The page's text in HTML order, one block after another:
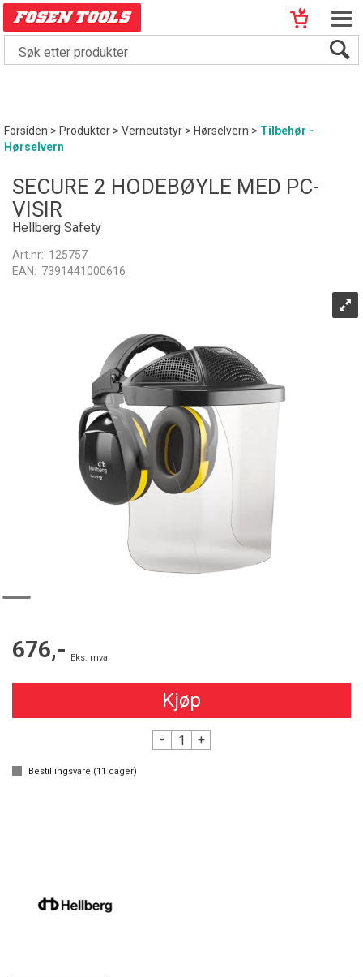
Forsiden>Produkter>Verneutstyr>Hørselvern>Tilbehør -
Hørselvern
SECURE 2 HODEBØYLE MED PC-
VISIR
Hellberg Safety
Art.nr: 125757
EAN: 7391441000616
676,- Eks. mva.
Kjøp
- +
Bestillingsvare (11 dager)